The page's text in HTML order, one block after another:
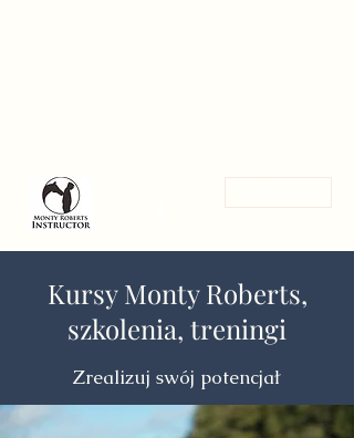
Kursy Monty Roberts,
szkolenia, treningi
Zrealizuj swój potencjał